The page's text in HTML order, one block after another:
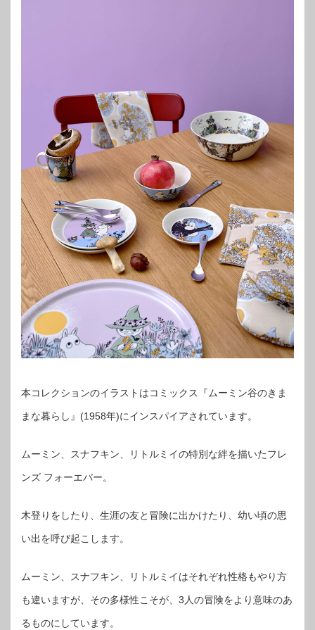
本コレクションのイラストはコミックス『ムーミン谷のきま
まな暮らし』(1958年)にインスパイアされています。
ムーミン、スナフキン、リトルミイの特別な絆を描いたフレ
ンズ フォーエバー。
木登りをしたり、生涯の友と冒険に出かけたり、幼い頃の思
い出を呼び起こします。
ムーミン、スナフキン、リトルミイはそれぞれ性格もやり方
も違いますが、その多様性こそが、3人の冒険をより意味のあ
るものにしています。